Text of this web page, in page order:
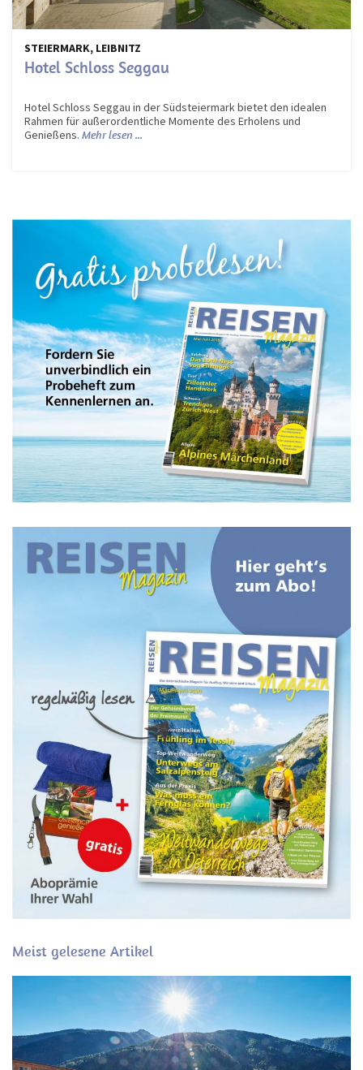
STEIERMARK, LEIBNITZ
Hotel Schloss Seggau
Hotel Schloss Seggau in der Südsteiermark bietet den idealen
Rahmen für außerordentliche Momente des Erholens und
Genießens. Mehr lesen ...
Meist gelesene Artikel